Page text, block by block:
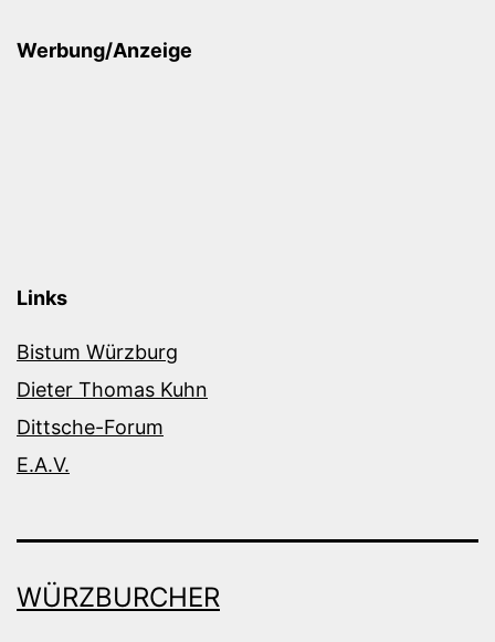
Werbung/Anzeige
Links
Bistum Würzburg
Dieter Thomas Kuhn
Dittsche-Forum
E.A.V.
WÜRZBURCHER